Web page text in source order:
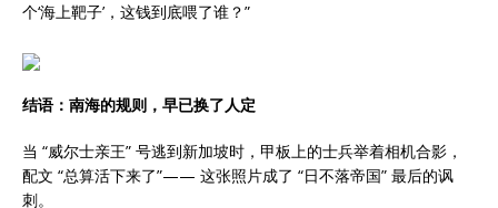
个‘海上靶子’，这钱到底喂了谁？”
结语：南海的规则，早已换了人定
当 “威尔士亲王” 号逃到新加坡时，甲板上的士兵举着相机合影，
配文 “总算活下来了”—— 这张照片成了 “日不落帝国” 最后的讽
刺。